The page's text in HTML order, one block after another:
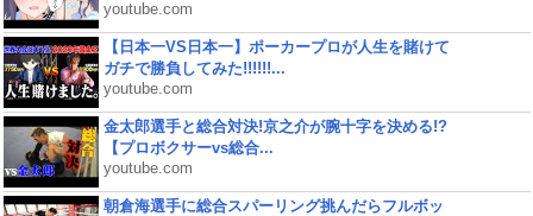
youtube.com
【日本一VS日本一】ポーカープロが人生を賭けて
ガチで勝負してみた!!!!!!...
youtube.com
金太郎選手と総合対決!京之介が腕十字を決める!?
【プロボクサーvs総合...
youtube.com
朝倉海選手に総合スパーリング挑んだらフルボッ